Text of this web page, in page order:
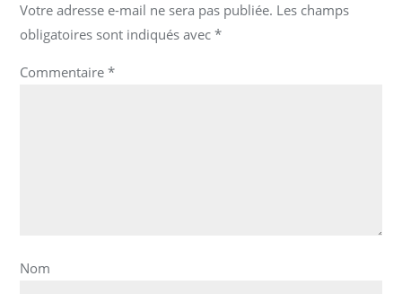
Votre adresse e-mail ne sera pas publiée. Les champs
obligatoires sont indiqués avec*
Commentaire*
Nom